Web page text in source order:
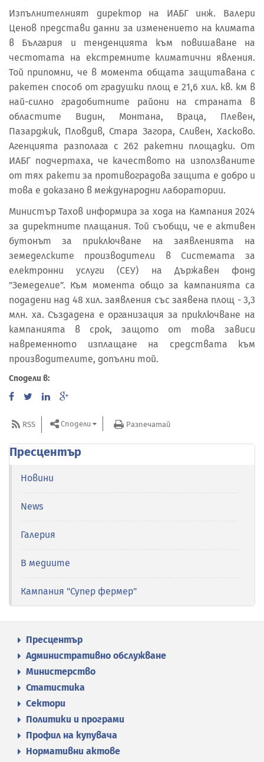
Изпълнителният директор на ИАБГ инж. Валери
Ценов представи данни за изменението на климата
в България и тенденцията към повишаване на
честотата на екстремните климатични явления.
Той припомни, че в момента общата защитавана с
ракетен способ от градушки площ е 21,6 хил. кв. км в
най-силно градобитните райони на страната в
областите Видин, Монтана, Враца, Плевен,
Пазарджик, Пловдив, Стара Загора, Сливен, Хасково.
Агенцията разполага с 262 ракетни площадки. От
ИАБГ подчертаха, че качеството на използваните
от тях ракети за противоградова защита е добро и
това е доказано в международни лаборатории.
Министър Тахов информира за хода на Кампания 2024
за директните плащания. Той съобщи, че е активен
бутонът за приключване на заявленията на
земеделските производители в Системата за
електронни услуги (СЕУ) на Държавен фонд
"Земеделие”. Към момента общо за кампанията са
подадени над 48 хил. заявления със заявена площ - 3,3
млн. ха. Създадена е организация за приключване на
кампанията в срок, защото от това зависи
навременното изплащане на средствата към
производителите, допълни той.
Сподели в:
RSS Сподели Разпечатай
Пресцентър
Новини
News
Галерия
В медиите
Кампания "Супер фермер"
Пресцентър
Административно обслужване
Министерство
Статистика
Сектори
Политики и програми
Профил на купувача
Нормативни актове